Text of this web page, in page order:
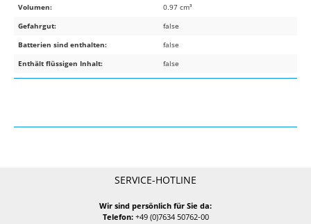
Volumen:
0.97 cm³
Gefahrgut:
false
Batterien sind enthalten:
false
Enthält flüssigen Inhalt:
false
SERVICE-HOTLINE
Wir sind persönlich für Sie da:
Telefon:+49 (0)7634 50762-00